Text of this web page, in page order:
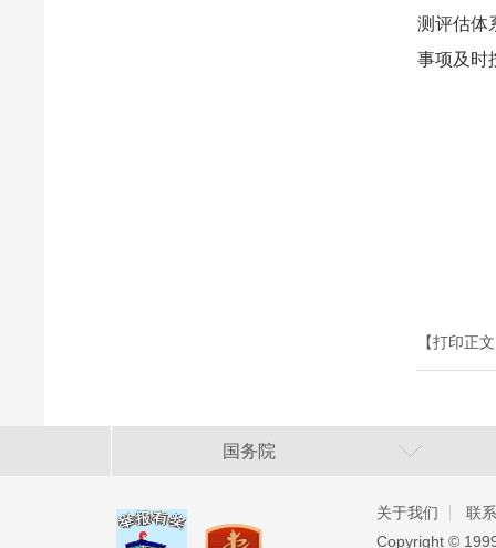
测评估体
事项及时
【打印正
国务院
关于我们
联
Copyright ©️